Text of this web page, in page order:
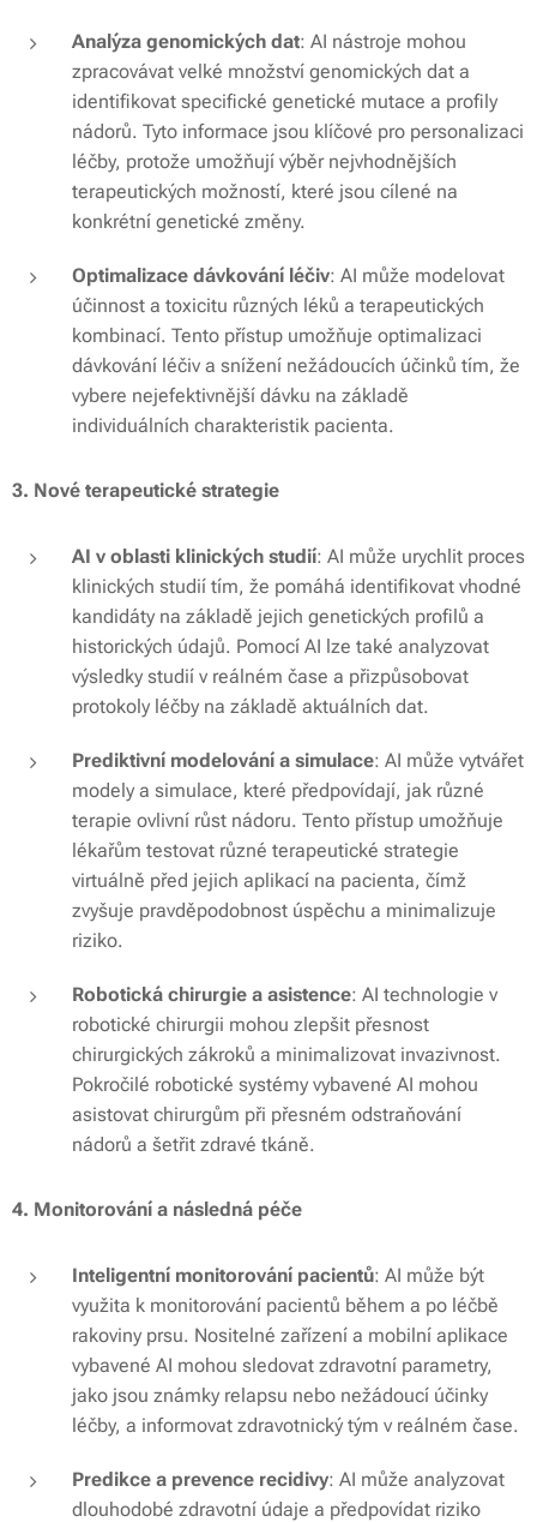
Analýza genomických dat: AI nástroje mohou
zpracovávat velké množství genomických dat a
identifikovat specifické genetické mutace a profily
nádorů. Tyto informace jsou klíčové pro personalizaci
léčby, protože umožňují výběr nejvhodnějších
terapeutických možností, které jsou cílené na
konkrétní genetické změny.
Optimalizace dávkování léčiv: AI může modelovat
účinnost a toxicitu různých léků a terapeutických
kombinací. Tento přístup umožňuje optimalizaci
dávkování léčiv a snížení nežádoucích účinků tím, že
vybere nejefektivnější dávku na základě
individuálních charakteristik pacienta.
3. Nové terapeutické strategie
AI v oblasti klinických studií: AI může urychlit proces
klinických studií tím, že pomáhá identifikovat vhodné
kandidáty na základě jejich genetických profilů a
historických údajů. Pomocí AI lze také analyzovat
výsledky studií v reálném čase a přizpůsobovat
protokoly léčby na základě aktuálních dat.
Prediktivní modelování a simulace: AI může vytvářet
modely a simulace, které předpovídají, jak různé
terapie ovlivní růst nádoru. Tento přístup umožňuje
lékařům testovat různé terapeutické strategie
virtuálně před jejich aplikací na pacienta, čímž
zvyšuje pravděpodobnost úspěchu a minimalizuje
riziko.
Robotická chirurgie a asistence: AI technologie v
robotické chirurgii mohou zlepšit přesnost
chirurgických zákroků a minimalizovat invazivnost.
Pokročilé robotické systémy vybavené AI mohou
asistovat chirurgům při přesném odstraňování
nádorů a šetřit zdravé tkáně.
4. Monitorování a následná péče
Inteligentní monitorování pacientů: AI může být
využita k monitorování pacientů během a po léčbě
rakoviny prsu. Nositelné zařízení a mobilní aplikace
vybavené AI mohou sledovat zdravotní parametry,
jako jsou známky relapsu nebo nežádoucí účinky
léčby, a informovat zdravotnický tým v reálném čase.
Predikce a prevence recidivy: AI může analyzovat
dlouhodobé zdravotní údaje a předpovídat riziko